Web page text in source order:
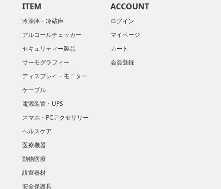
ITEM
冷凍庫・冷蔵庫
アルコールチェッカー
セキュリティー製品
サーモグラフィー
ディスプレイ・モニター
ケーブル
電源装置・UPS
スマホ・PCアクセサリー
ヘルスケア
医療機器
動物医療
設置器材
安全保護具
ACCOUNT
ログイン
マイページ
カート
会員登録